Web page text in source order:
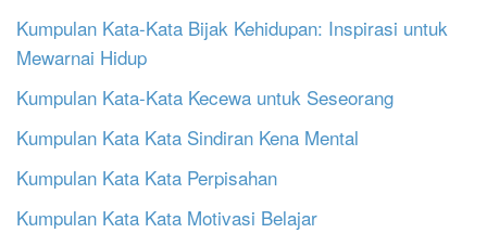
Kumpulan Kata-Kata Bijak Kehidupan: Inspirasi untuk
Mewarnai Hidup
Kumpulan Kata-Kata Kecewa untuk Seseorang
Kumpulan Kata Kata Sindiran Kena Mental
Kumpulan Kata Kata Perpisahan
Kumpulan Kata Kata Motivasi Belajar